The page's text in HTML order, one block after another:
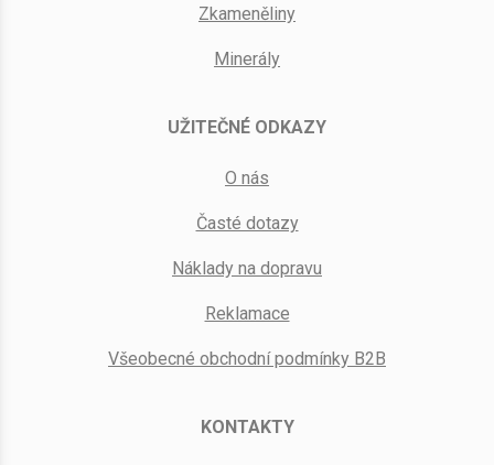
Zkameněliny
Minerály
UŽITEČNÉ ODKAZY
O nás
Časté dotazy
Náklady na dopravu
Reklamace
Všeobecné obchodní podmínky B2B
KONTAKTY